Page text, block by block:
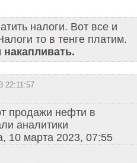
налоги. Вот все и
то в тенге платим.
22:11:57
продажи нефти в
аналитики
10 марта 2023, 07:55